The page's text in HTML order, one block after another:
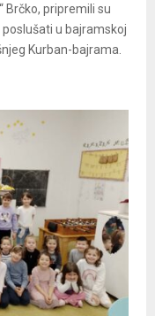
Brčko, pripremili su
u bajramskoj
Kurban-bajrama.